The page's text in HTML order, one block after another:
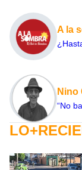
A la
Nino
“No